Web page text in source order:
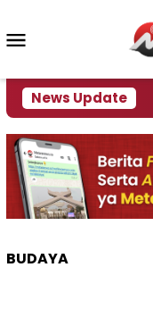
konten
News Update
Krisi Air
BUDAYA